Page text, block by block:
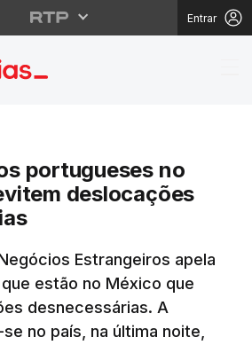
Entrar
aos
portugueses no
deslocações
Estrangeiros apela
estão no México que
desnecessárias. A
no país, na última noite,